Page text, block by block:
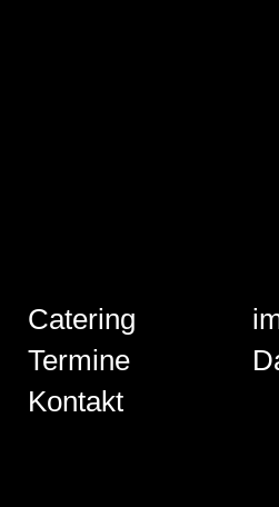
Catering
Termine
Kontakt